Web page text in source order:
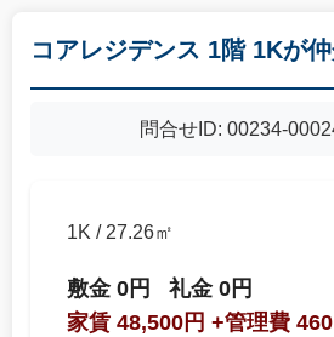
コアレジデンス 1階 1Kが
問合せID: 00234-
1K / 27.26㎡
敷金 0円
礼金 0円
家賃 48,500円 +管理費 460